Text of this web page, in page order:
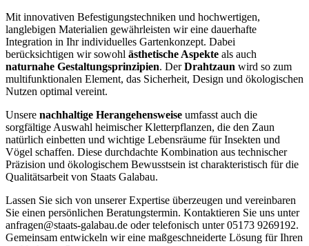
Mit innovativen Befestigungstechniken und hochwertigen,
langlebigen Materialien gewährleisten wir eine dauerhafte
Integration in Ihr individuelles Gartenkonzept. Dabei
berücksichtigen wir sowohl ästhetische Aspekte als auch
naturnahe Gestaltungsprinzipien. DerDrahtzaun wird so zum
multifunktionalen Element, das Sicherheit, Design und ökologischen
Nutzen optimal vereint.
Unsere nachhaltige Herangehensweise umfasst auch die
sorgfältige Auswahl heimischer Kletterpflanzen, die den Zaun
natürlich einbetten und wichtige Lebensräume für Insekten und
Vögel schaffen. Diese durchdachte Kombination aus technischer
Präzision und ökologischem Bewusstsein ist charakteristisch für die
Qualitätsarbeit von Staats Galabau.
Lassen Sie sich von unserer Expertise überzeugen und vereinbaren
Sie einen persönlichen Beratungstermin. Kontaktieren Sie uns unter
anfragen@staats-galabau.de oder telefonisch unter 05173 9269192.
Gemeinsam entwickeln wir eine maßgeschneiderte Lösung für Ihren